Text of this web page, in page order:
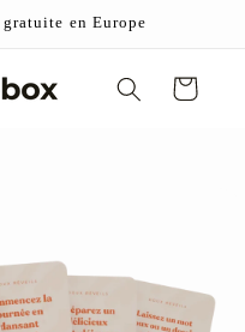
en Europe
Panier